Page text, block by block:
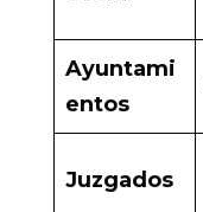
Ayuntami
entos
Juzgados